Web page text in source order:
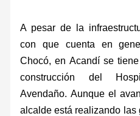
A pesar de la
con que cuenta en
Chocó, en Acandí se
construcción del
Avendaño. Aunque el
alcalde está realizando las